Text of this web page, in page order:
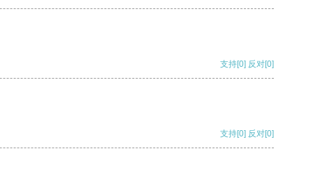
支持[0] 反对[0]
支持[0] 反对[0]